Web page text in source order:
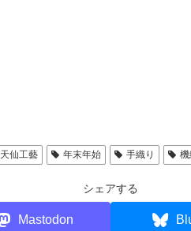
天仙工藝 年末年始 手織り 機
シェアする
Mastodon